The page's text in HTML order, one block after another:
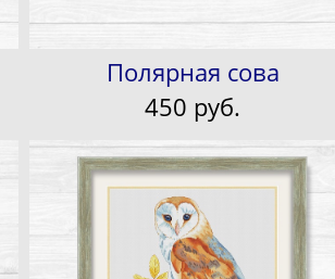
Полярная сова
450 pуб.